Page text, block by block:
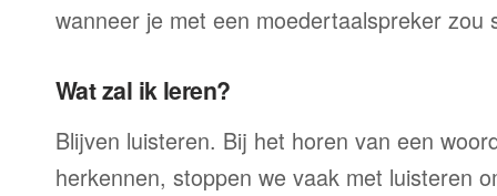
wanneer je met een moedertaalspreker zou
Wat zal ik leren?
Blijven luisteren. Bij het horen van een
herkennen, stoppen we vaak met luisteren